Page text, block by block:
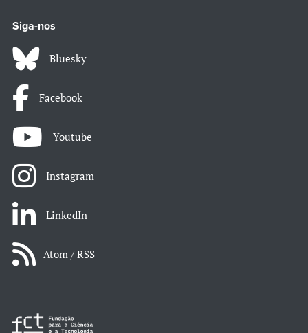
Siga-nos
Bluesky
Facebook
Youtube
Instagram
LinkedIn
Atom / RSS